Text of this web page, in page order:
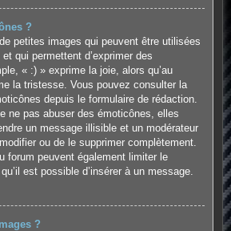
?
petites images qui peuvent être utilisées
qui permettent d’exprimer des
« :) » exprime la joie, alors qu’au
la tristesse. Vous pouvez consulter la
depuis le formulaire de rédaction.
ne pas abuser des émoticônes, elles
un message illisible et un modérateur
ou de le supprimer complètement.
forum peuvent également limiter le
est possible d’insérer à un message.
?